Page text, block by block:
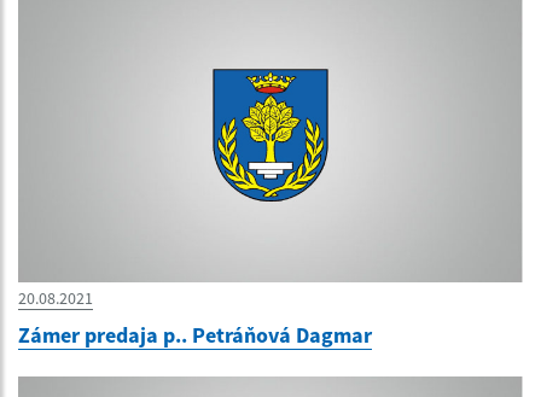
20.08.2021
Zámer predaja p.. Petráňová Dagmar